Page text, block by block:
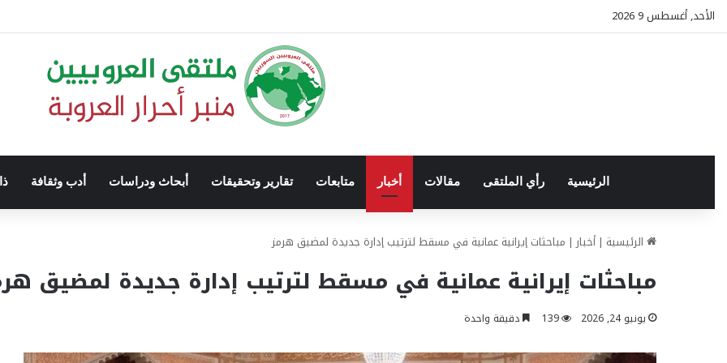
الأحد, أغسطس 9 2026
الرئيسية رأي الملتقى مقالات أخبار متابعات تقارير وتحقيقات أبحاث ودراسات أدب وثقافة
الرئيسية | أخبار | مباحثات إيرانية عمانية في مسقط لترتيب إدارة جديدة لمضيق هرمز
مباحثات إيرانية عمانية في مسقط لترتيب إدارة جديدة لمضيق
يونيو 24, 2026 139 دقيقة واحدة